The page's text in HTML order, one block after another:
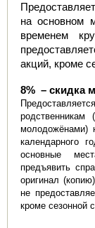
на основном
временем
акций, кроме
8%  – скидка
молодожёнами)
календарного
основные
предъявить
оригинал
не
кроме сезонной